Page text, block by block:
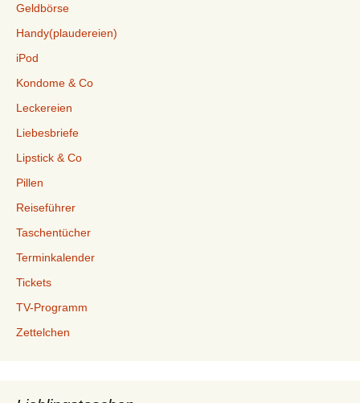
Geldbörse
Handy(plaudereien)
iPod
Kondome & Co
Leckereien
Liebesbriefe
Lipstick & Co
Pillen
Reiseführer
Taschentücher
Terminkalender
Tickets
TV-Programm
Zettelchen